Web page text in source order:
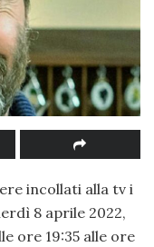
incollati alla tv i
8 aprile 2022,
ore 19:35 alle ore